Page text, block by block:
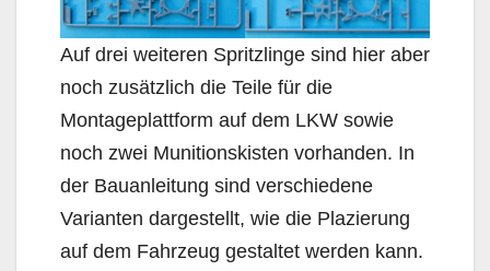
Auf drei weiteren Spritzlinge sind hier aber
noch zusätzlich die Teile für die
Montageplattform auf dem LKW sowie
noch zwei Munitionskisten vorhanden. In
der Bauanleitung sind verschiedene
Varianten dargestellt, wie die Plazierung
auf dem Fahrzeug gestaltet werden kann.